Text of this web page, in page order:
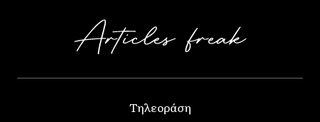
Τηλεοράση